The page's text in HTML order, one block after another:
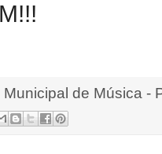
Municipal de Música -